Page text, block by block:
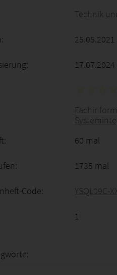
Technik
17.07.2024
60 mal
1735 mal
Code: YSQL09C-
1